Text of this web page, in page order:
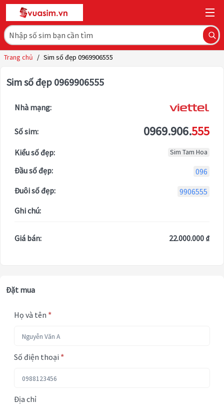
Trang chủ / Sim số đẹp 0969906555
Sim số đẹp 0969906555
Nhà mạng:
Số sim: 0969.906.555
Kiểu số đẹp: Sim Tam Hoa
Đầu số đẹp:
096
Đuôi số đẹp:
9906555
Ghi chú:
Giá bán: 22.000.000 ₫
Đặt mua
Họ và tên *
Số điện thoại *
Địa chỉ